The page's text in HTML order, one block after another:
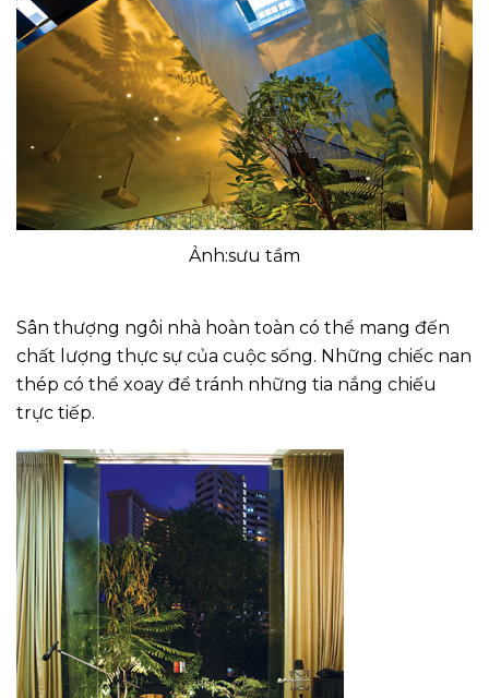
Ảnh:sưu tầm
Sân thượng ngôi nhà hoàn toàn có thể mang đến
chất lượng thực sự của cuộc sống. Những chiếc nan
thép có thể xoay để tránh những tia nắng chiếu
trực tiếp.